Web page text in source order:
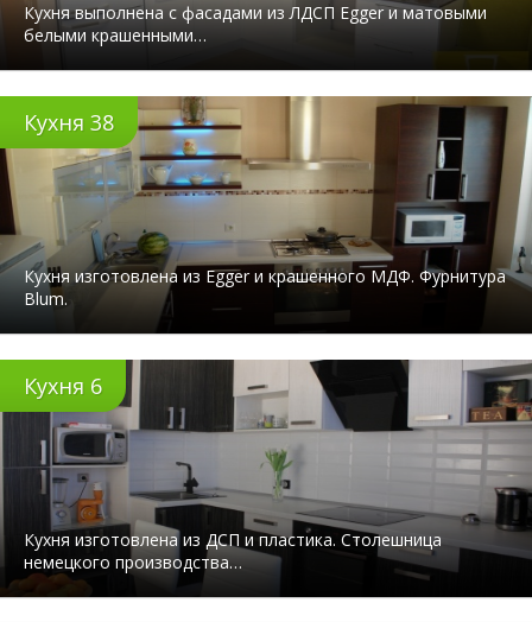
Кухня выполнена с фасадами из ЛДСП Egger и матовыми
белыми крашенными…
Кухня 38
Кухня изготовлена из Egger и крашенного МДФ. Фурнитура
Blum.
Кухня 6
Кухня изготовлена из ДСП и пластика. Столешница
немецкого производства…